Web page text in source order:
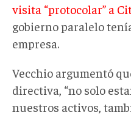
visita “protocolar” a
gobierno paralelo
empresa.
Vecchio argumentó
directiva, “no solo
nuestros activos,